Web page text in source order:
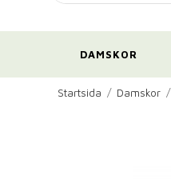
DAMSKOR
Startsida / Damskor /